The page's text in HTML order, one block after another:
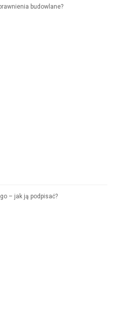
budowlane?
– jak ją podpisać?